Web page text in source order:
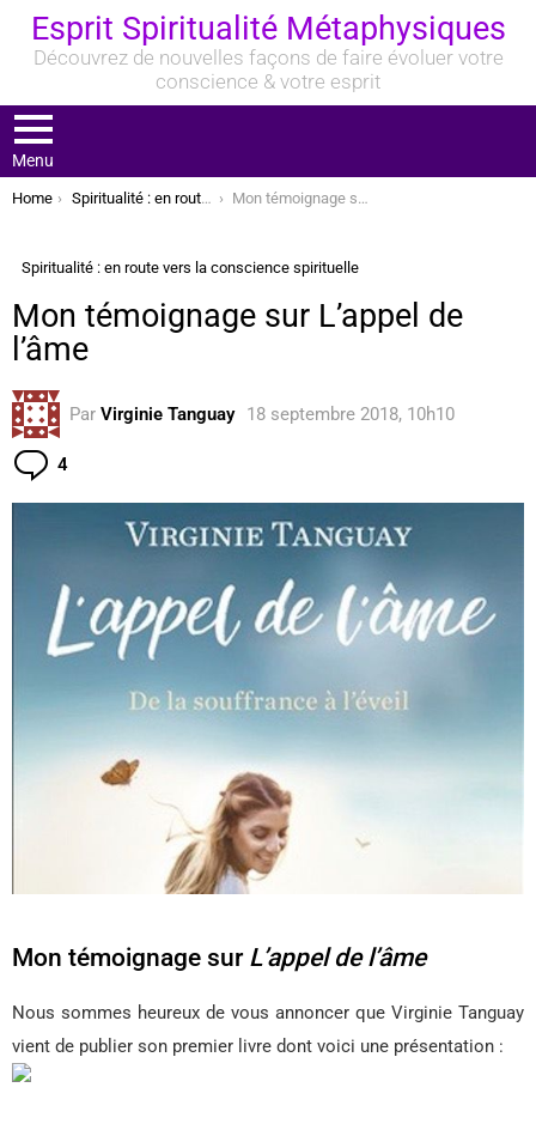
Esprit Spiritualité Métaphysiques
Découvrez de nouvelles façons de faire évoluer votre
conscience & votre esprit
Menu
You are here:
Home Spiritualité : en route vers la conscience spirituelle Mon témoignage sur L’appel de l’âme
Spiritualité : en route vers la conscience spirituelle
Mon témoignage sur L’appel de
l’âme
Par Virginie Tanguay 18 septembre 2018, 10h10
4
Mon témoignage surL’appel de l’âme
Nous sommes heureux de vous annoncer que Virginie Tanguay
vient de publier son premier livre dont voici une présentation :